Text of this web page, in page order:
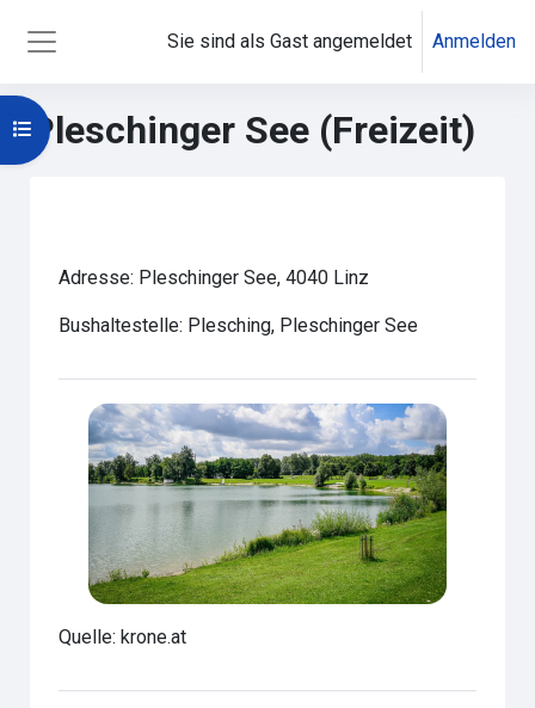
Sie sind als Gast angemeldet Anmelden
Pleschinger See (Freizeit)
Kursindex öffnen
Adresse: Pleschinger See, 4040 Linz
Bushaltestelle: Plesching, Pleschinger See
Quelle: krone.at